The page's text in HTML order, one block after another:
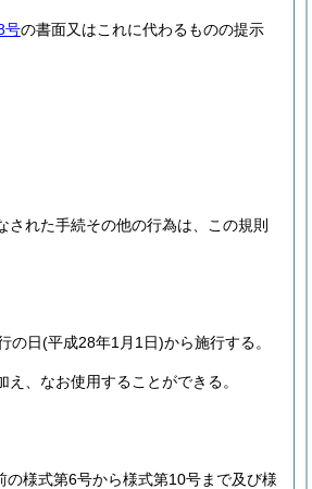
号の書面又はこれに代わるものの提示
された手続その他の行為は、この規則
の日(平成28年1月1日)から施行する。
、なお使用することができる。
様式第6号から様式第10号まで及び様